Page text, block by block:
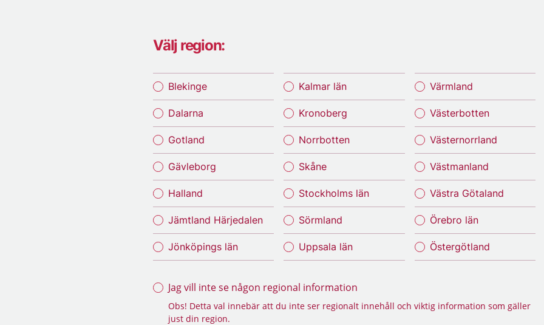
Välj region:
Blekinge
Dalarna
Gotland
Gävleborg
Halland
Jämtland Härjedalen
Jönköpings län
Kalmar län
Kronoberg
Norrbotten
Skåne
Stockholms län
Sörmland
Uppsala län
Värmland
Västerbotten
Västernorrland
Västmanland
Västra Götaland
Örebro län
Östergötland
Jag vill inte se någon regional information
Obs! Detta val innebär att du inte ser regionalt innehåll och viktig information som gäller
just din region.